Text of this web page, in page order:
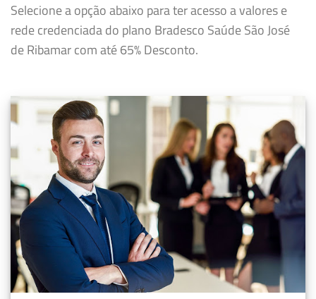
Selecione a opção abaixo para ter acesso a valores e
rede credenciada do plano Bradesco Saúde São José
de Ribamar com até 65% Desconto.